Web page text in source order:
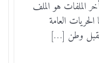
الملفات هو الملف
العامة